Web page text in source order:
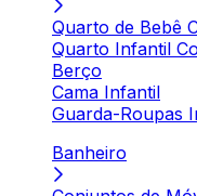
Quarto de Bebê
Quarto Infantil
Berço
Cama Infantil
Guarda-Roupas
Banheiro